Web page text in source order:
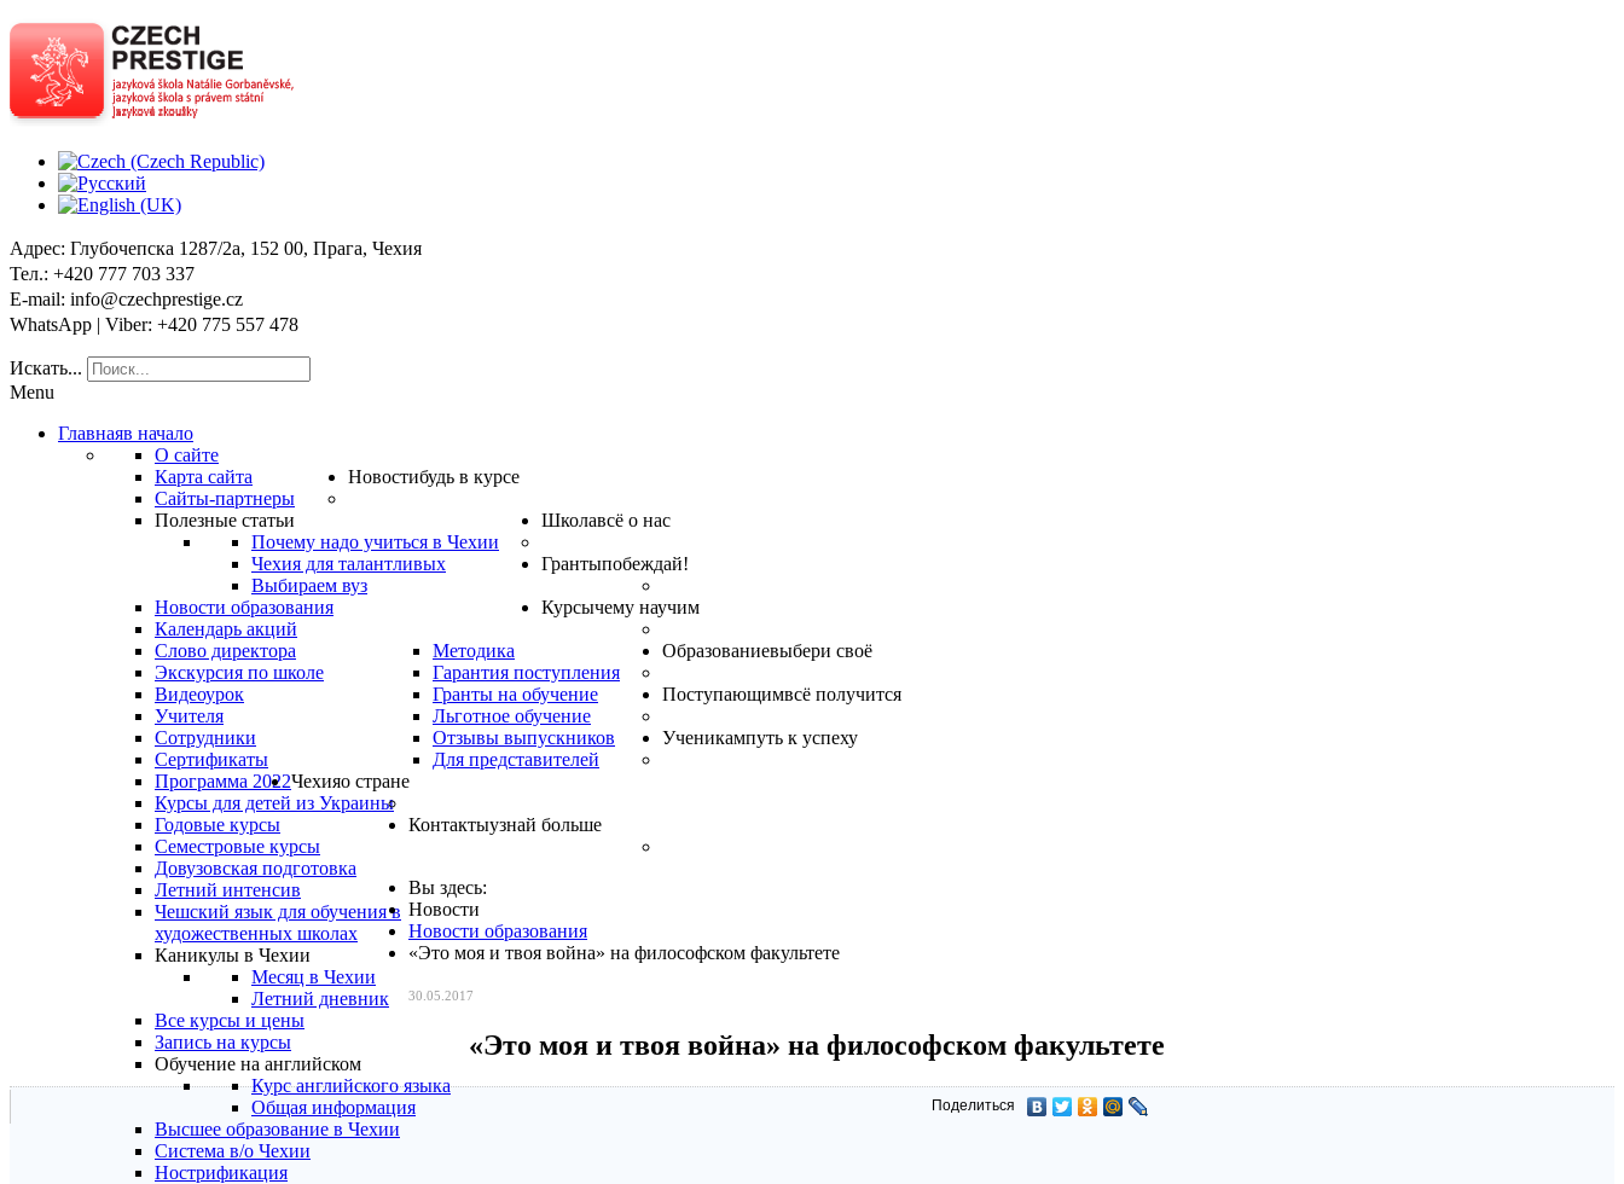
Адрес: Глубочепска 1287/2a, 152 00, Прага, Чехия
Тел.: +420 777 703 337
E-mail: info@czechprestige.cz
WhatsApp | Viber: +420 775 557 478
Искать...
Menu
Главнаяв начало
О сайте
Карта сайта
Сайты-партнеры
Новостибудь в курсе
Полезные статьи
Почему надо учиться в Чехии
Чехия для талантливых
Выбираем вуз
Новости образования
Календарь акций
Школавсё о нас
Слово директора
Экскурсия по школе
Видеоурок
Учителя
Сотрудники
Сертификаты
Методика
Гарантия поступления
Гранты на обучение
Льготное обучение
Отзывы выпускников
Для представителей
Грантыпобеждай!
Программа 2022
Курсычему научим
Курсы для детей из Украины
Годовые курсы
Семестровые курсы
Довузовская подготовка
Летний интенсив
Чешский язык для обучения в
художественных школах
Каникулы в Чехии
Месяц в Чехии
Летний дневник
Все курсы и цены
Запись на курсы
Образованиевыбери своё
Обучение на английском
Курс английского языка
Общая информация
Высшее образование в Чехии
Система в/о Чехии
Нострификация
Поступающимвсё получится
Ученикампуть к успеху
Чехияо стране
Контактыузнай больше
Вы здесь:
Новости
Новости образования
«Это моя и твоя война» на философском факультете
30.05.2017
«Это моя и твоя война» на философском факультете
Поделиться